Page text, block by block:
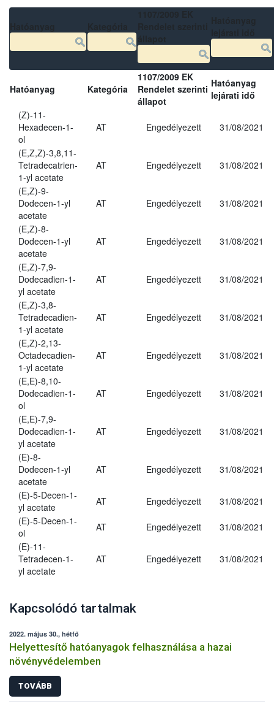
Hatóanyag Kategória
1107/2009 EK
Rendelet szerinti
állapot
Hatóanyag
lejárati idő
(Z)-11-
Hexadecen-1-
ol
AT Engedélyezett 31/08/2021
(E,Z,Z)-3,8,11-
Tetradecatrien-
1-yl acetate
AT Engedélyezett 31/08/2021
(E,Z)-9-
Dodecen-1-yl
acetate
AT Engedélyezett 31/08/2021
(E,Z)-8-
Dodecen-1-yl
acetate
AT Engedélyezett 31/08/2021
(E,Z)-7,9-
Dodecadien-1-
yl acetate
AT Engedélyezett 31/08/2021
(E,Z)-3,8-
Tetradecadien-
1-yl acetate
AT Engedélyezett 31/08/2021
(E,Z)-2,13-
Octadecadien-
1-yl acetate
AT Engedélyezett 31/08/2021
(E,E)-8,10-
Dodecadien-1-
ol
AT Engedélyezett 31/08/2021
(E,E)-7,9-
Dodecadien-1-
yl acetate
AT Engedélyezett 31/08/2021
(E)-8-
Dodecen-1-yl
acetate
AT Engedélyezett 31/08/2021
(E)-5-Decen-1-
yl acetate
AT Engedélyezett
31/08/2021
(E)-5-Decen-1-
ol
AT Engedélyezett
31/08/2021
(E)-11-
Tetradecen-1-
yl acetate
AT Engedélyezett 31/08/2021
Kapcsolódó tartalmak
2022. május 30., hétfő
Helyettesítő hatóanyagok felhasználása a hazai
növényvédelemben
TOVÁBB